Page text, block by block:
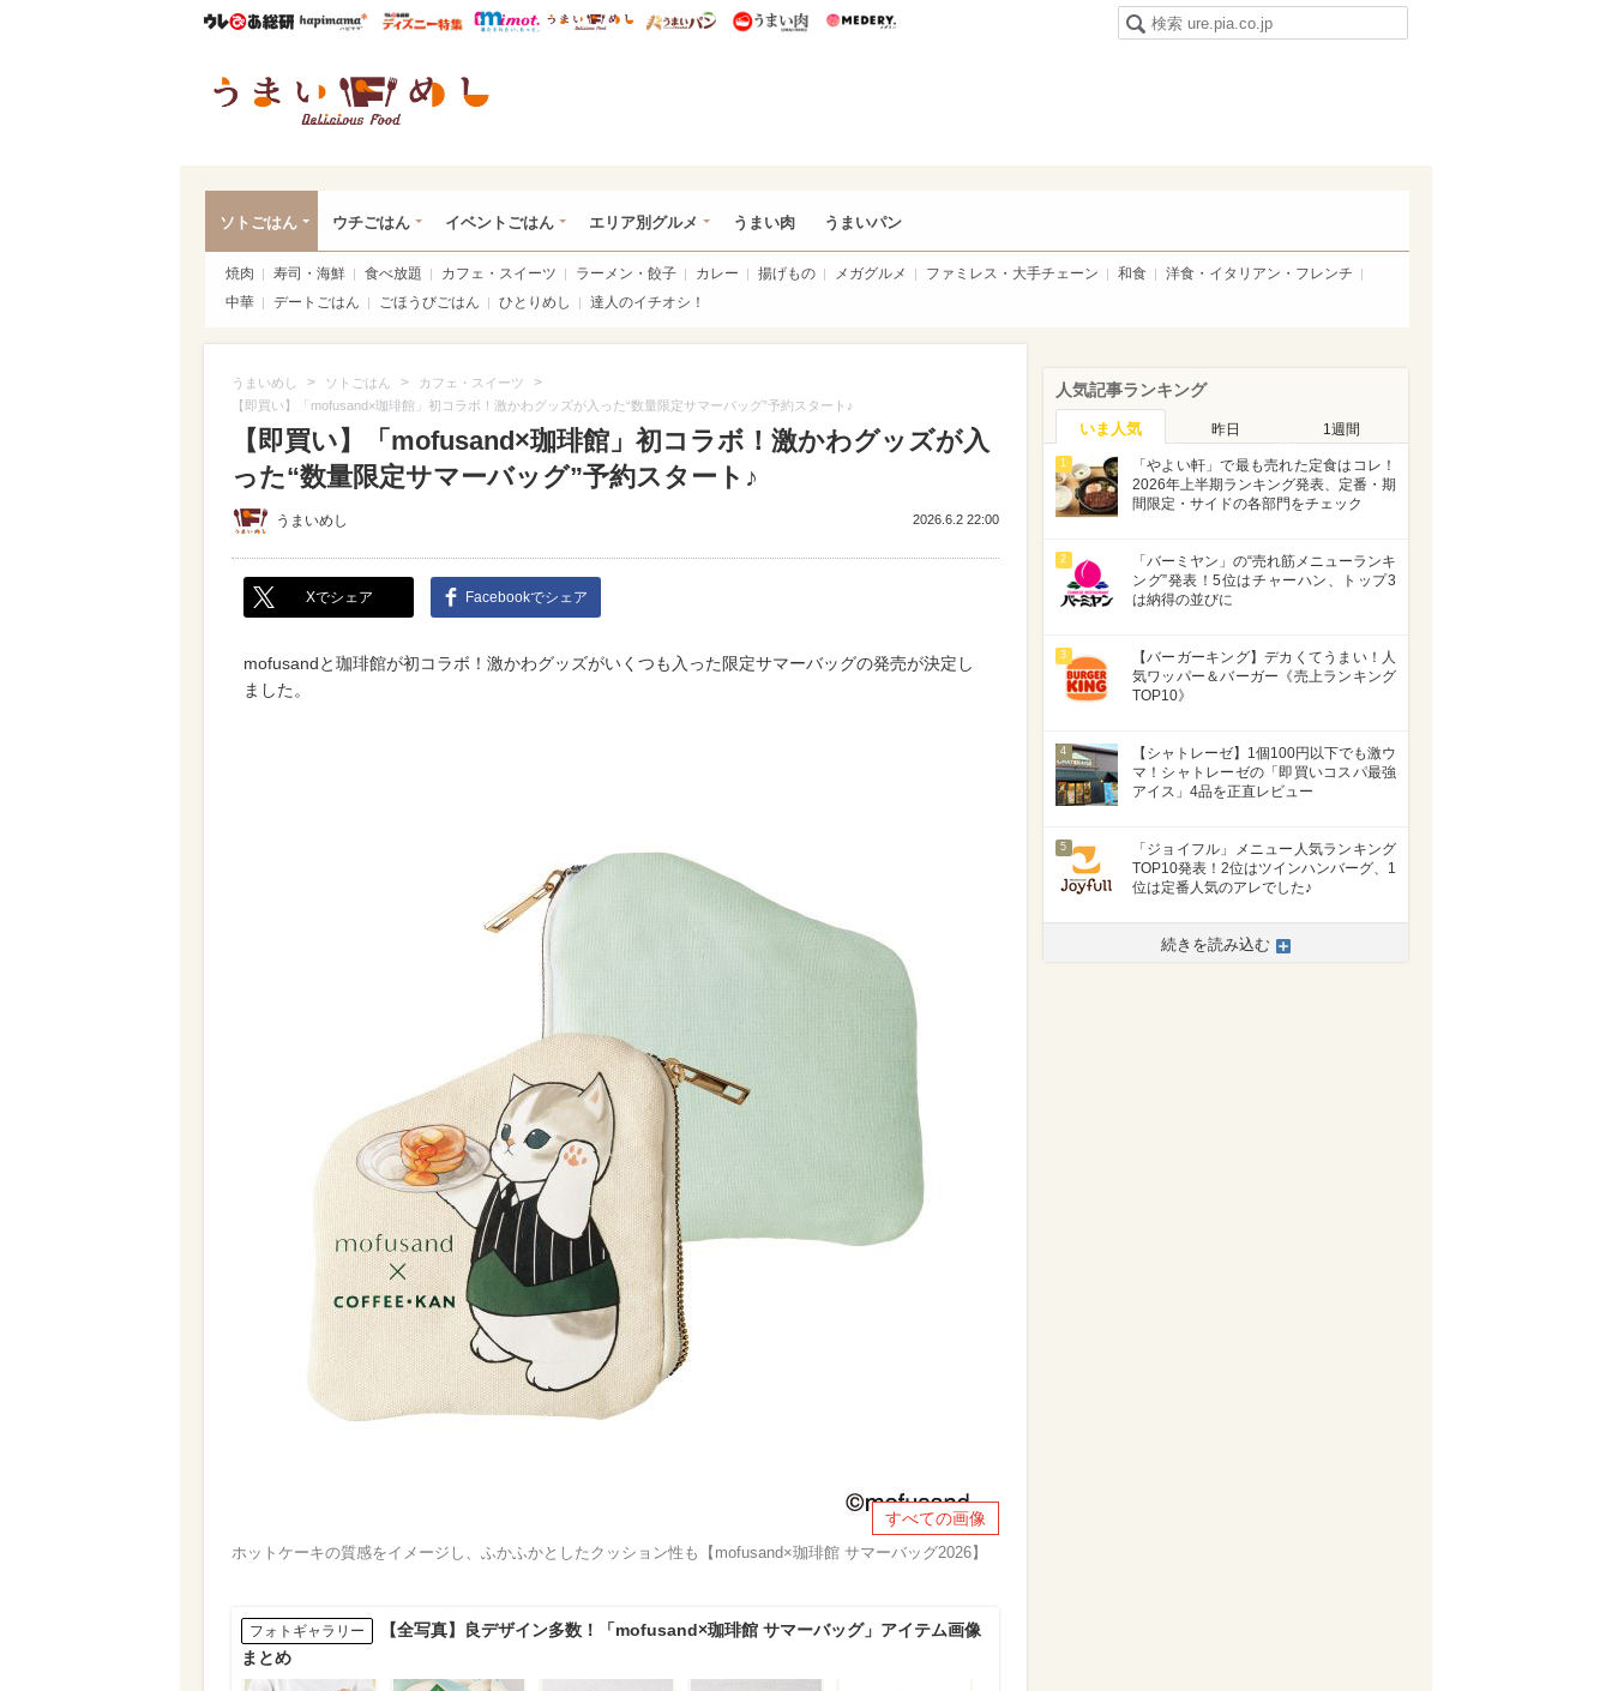
ウレぴあ総研ハピママ* ウレぴあ総研 ディズニー特集
mimot. うまいめし うまいパン うまい肉
ソトごはん ウチごはん イベントごはん エリア別グルメ うまい肉 うまいパン
焼肉 寿司・海鮮 食べ放題 カフェ・スイーツ ラーメン・餃子 カレー 揚げもの メガグルメ ファミレス・大手チェーン 和食
洋食・イタリアン・フレンチ
中華
デートごはん ごほうびごはん ひとりめし 達人のイチオシ！
うまいめし > ソトごはん > カフェ・スイーツ >
【即買い】「mofusand×珈琲館」初コラボ！激かわグッズが入った“数量限定サマーバッグ”予約スタート♪
【即買い】「mofusand×珈琲館」初コラボ！激かわグッズが入
った“数量限定サマーバッグ”予約スタート♪
うまいめし 2026.6.2 22:00
Xでシェア Facebookでシェア
mofusandと珈琲館が初コラボ！激かわグッズがいくつも入った限定サマーバッグの発売が決定し
ました。
すべての画像
ホットケーキの質感をイメージし、ふかふかとしたクッション性も【mofusand×珈琲館 サマーバッグ2026】
フォトギャラリー
【全写真】良デザイン多数！「mofusand×珈琲館 サマーバッグ」アイテム画像
まとめ
人気記事ランキング
いま人気 昨日 1週間
1
「やよい軒」で最も売れた定食はコレ！
2026年上半期ランキング発表、定番・期
間限定・サイドの各部門をチェック
2
「バーミヤン」の“売れ筋メニューランキ
ング”発表！5位はチャーハン、トップ3
は納得の並びに
3
【バーガーキング】デカくてうまい！人
気ワッパー＆バーガー《売上ランキング
TOP10》
4
【シャトレーゼ】1個100円以下でも激ウ
マ！シャトレーゼの「即買いコスパ最強
アイス」4品を正直レビュー
5
「ジョイフル」メニュー人気ランキング
TOP10発表！2位はツインハンバーグ、1
位は定番人気のアレでした♪
続きを読み込む